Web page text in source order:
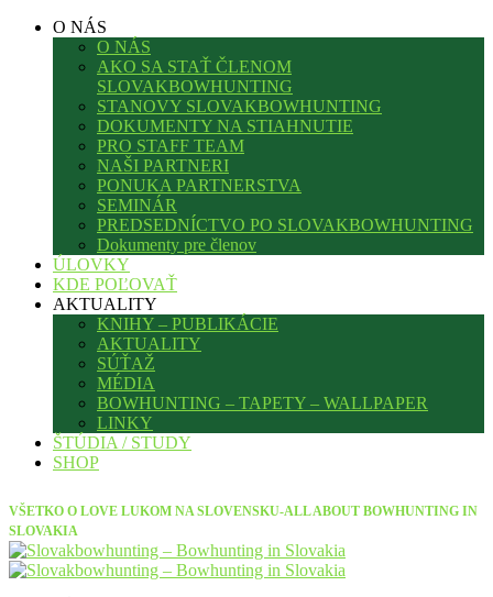
O NÁS
O NÁS
AKO SA STAŤ ČLENOM
SLOVAKBOWHUNTING
STANOVY SLOVAKBOWHUNTING
DOKUMENTY NA STIAHNUTIE
PRO STAFF TEAM
NAŠI PARTNERI
PONUKA PARTNERSTVA
SEMINÁR
PREDSEDNÍCTVO PO SLOVAKBOWHUNTING
Dokumenty pre členov
ÚLOVKY
KDE POĽOVAŤ
AKTUALITY
KNIHY – PUBLIKÁCIE
AKTUALITY
SÚŤAŽ
MÉDIA
BOWHUNTING – TAPETY – WALLPAPER
LINKY
ŠTÚDIA / STUDY
SHOP
VŠETKO O LOVE LUKOM NA SLOVENSKU-ALL ABOUT BOWHUNTING IN
SLOVAKIA